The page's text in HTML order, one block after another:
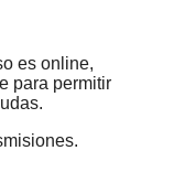
es online,
para permitir